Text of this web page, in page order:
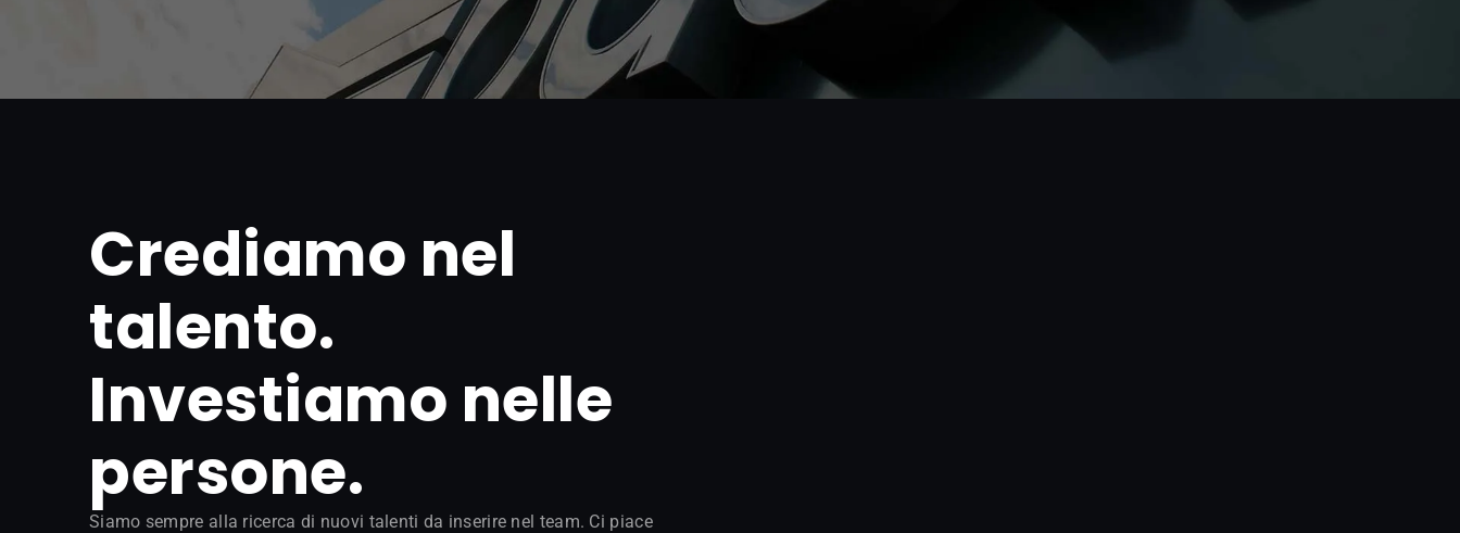
Crediamo nel
talento.
Investiamo nelle
persone.
Siamo sempre alla ricerca di nuovi talenti da inserire nel team. Ci piace